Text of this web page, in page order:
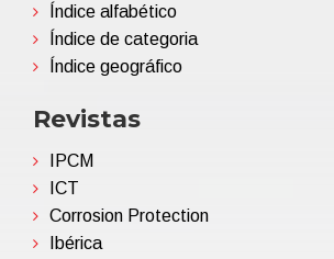
Índice alfabético
Índice de categoria
Índice geográfico
Revistas
IPCM
ICT
Corrosion Protection
Ibérica